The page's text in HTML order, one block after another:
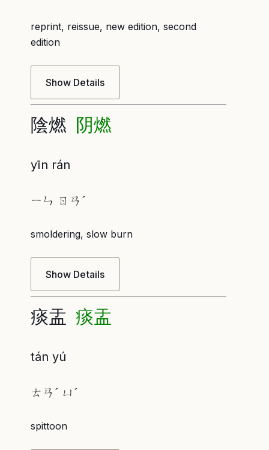
reprint, reissue, new edition, second
edition
Show Details
陰燃 阴燃
yīn rán
ㄧㄣ ㄖㄢˊ
smoldering, slow burn
Show Details
痰盂 痰盂
tán yú
ㄊㄢˊ ㄩˊ
spittoon